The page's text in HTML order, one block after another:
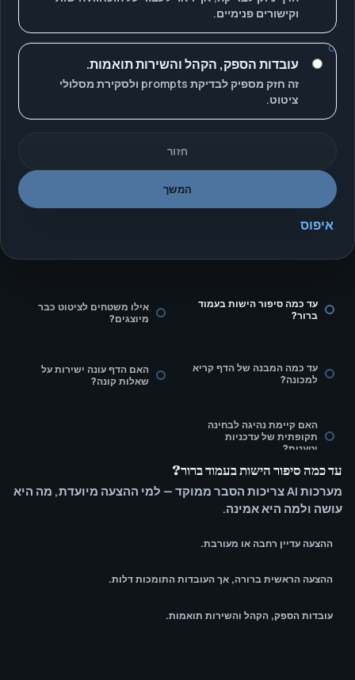
וקישורים פנימיים.
עובדות הספק, הקהל והשירות תואמות.
זה חזק מספיק לבדיקת prompts ולסקירת מסלולי
ציטוט.
חזור
המשך
איפוס
עד כמה סיפור הישות בעמוד
ברור?
אילו משטחים לציטוט כבר
מיוצגים?
עד כמה המבנה של הדף קריא
למכונה?
האם הדף עונה ישירות על
שאלות קונה?
האם קיימת נהיגה לבחינה
תקופתית של עדכניות
וטענות?
עד כמה סיפור הישות בעמוד ברור?
מערכות AI צריכות הסבר ממוקד — למי ההצעה מיועדת, מה היא
עושה ולמה היא אמינה.
ההצעה עדיין רחבה או מעורבת.
ההצעה הראשית ברורה, אך העובדות התומכות דלות.
עובדות הספק, הקהל והשירות תואמות.